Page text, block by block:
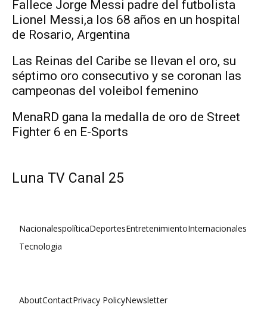
Fallece Jorge Messi padre del futbolista
Lionel Messi,a los 68 años en un hospital
de Rosario, Argentina
Las Reinas del Caribe se llevan el oro, su
séptimo oro consecutivo y se coronan las
campeonas del voleibol femenino
MenaRD gana la medalla de oro de Street
Fighter 6 en E-Sports
Luna TV Canal 25
NacionalespolíticaDeportesEntretenimientoInternacionales
Tecnologia
AboutContactPrivacy PolicyNewsletter